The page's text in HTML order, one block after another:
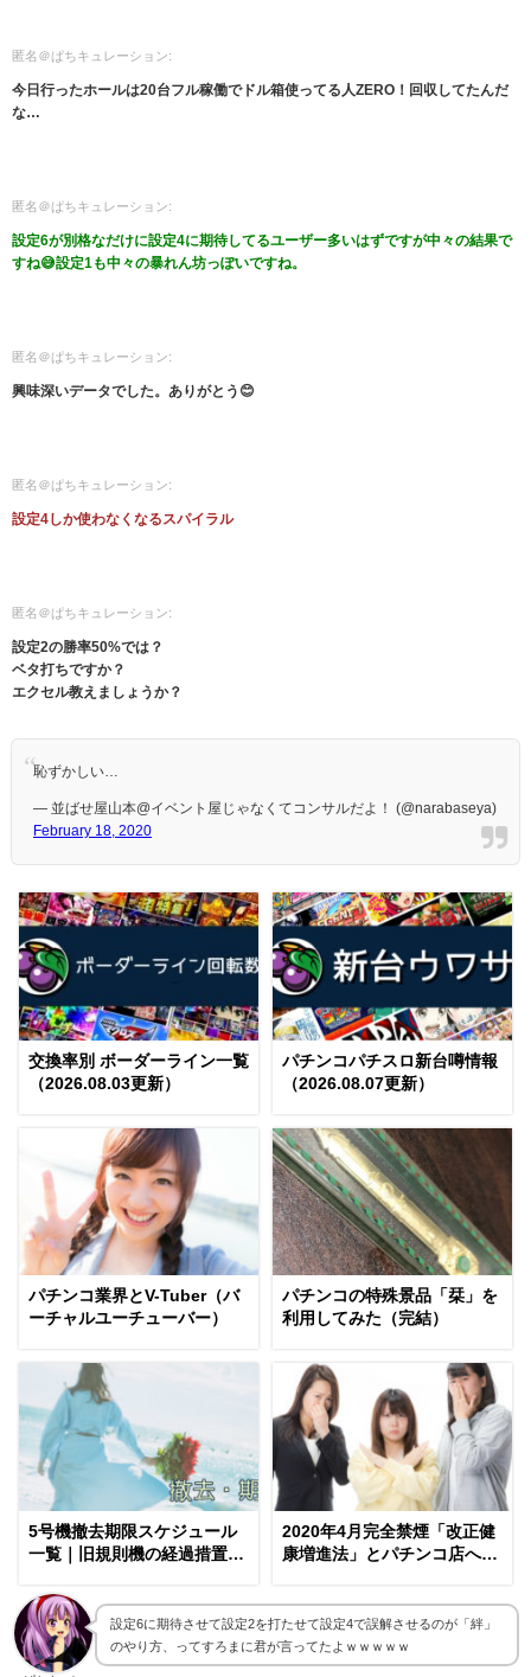
匿名＠ぱちキュレーション:
今日行ったホールは20台フル稼働でドル箱使ってる人ZERO！回収してたんだ
な…
匿名＠ぱちキュレーション:
設定6が別格なだけに設定4に期待してるユーザー多いはずですが中々の結果で
すね😅設定1も中々の暴れん坊っぽいですね。
匿名＠ぱちキュレーション:
興味深いデータでした。ありがとう😊
匿名＠ぱちキュレーション:
設定4しか使わなくなるスパイラル
匿名＠ぱちキュレーション:
設定2の勝率50%では？
ベタ打ちですか？
エクセル教えましょうか？
恥ずかしい…
— 並ばせ屋山本@イベント屋じゃなくてコンサルだよ！ (@narabaseya)
February 18, 2020
交換率別 ボーダーライン一覧
（2026.08.03更新）
パチンコパチスロ新台噂情報
（2026.08.07更新）
パチンコ業界とV-Tuber（バ
ーチャルユーチューバー）
パチンコの特殊景品「栞」を
利用してみた（完結）
5号機撤去期限スケジュール
一覧｜旧規則機の経過措置延
2020年4月完全禁煙「改正健
康増進法」とパチンコ店への
設定6に期待させて設定2を打たせて設定4で誤解させるのが「絆」
のやり方、ってすろまに君が言ってたよｗｗｗｗｗ